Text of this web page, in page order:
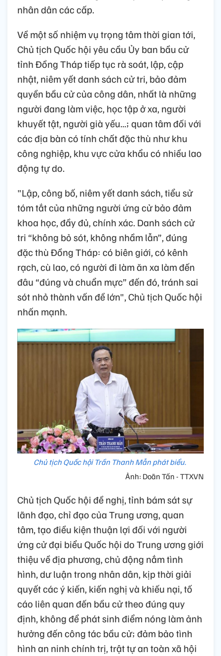
nhân dân các cấp.
Về một số nhiệm vụ trọng tâm thời gian tới,
Chủ tịch Quốc hội yêu cầu Ủy ban bầu cử
tỉnh Đồng Tháp tiếp tục rà soát, lập, cập
nhật, niêm yết danh sách cử tri, bảo đảm
quyền bầu cử của công dân, nhất là những
người đang làm việc, học tập ở xa, người
khuyết tật, người già yếu...; quan tâm đối với
các địa bàn có tính chất đặc thù như khu
công nghiệp, khu vực cửa khẩu có nhiều lao
động tự do.
"Lập, công bố, niêm yết danh sách, tiểu sử
tóm tắt của những người ứng cử bảo đảm
khoa học, đầy đủ, chính xác. Danh sách cử
tri “không bỏ sót, không nhầm lẫn”, đúng
đặc thù Đồng Tháp: có biên giới, có kênh
rạch, cù lao, có người đi làm ăn xa làm đến
đâu “đúng và chuẩn mực” đến đó, tránh sai
sót nhỏ thành vấn đề lớn", Chủ tịch Quốc hội
nhấn mạnh.
Chủ tịch Quốc hội Trần Thanh Mẫn phát biểu.
Ảnh: Doãn Tấn - TTXVN
Chủ tịch Quốc hội đề nghị, tỉnh bám sát sự
lãnh đạo, chỉ đạo của Trung ương, quan
tâm, tạo điều kiện thuận lợi đối với người
ứng cử đại biểu Quốc hội do Trung ương giới
thiệu về địa phương, chủ động nắm tình
hình, dư luận trong nhân dân, kịp thời giải
quyết các ý kiến, kiến nghị và khiếu nại, tố
cáo liên quan đến bầu cử theo đúng quy
định, không để phát sinh điểm nóng làm ảnh
hưởng đến công tác bầu cử; đảm bảo tình
hình an ninh chính trị, trật tự an toàn xã hội